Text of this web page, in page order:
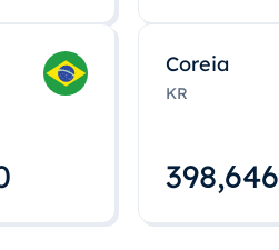
Coreia
KR
398,648